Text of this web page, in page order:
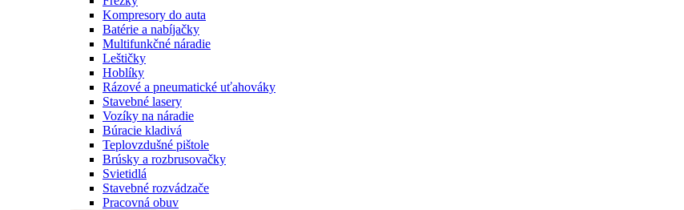
Kompresory do auta
Batérie a nabíjačky
Multifunkčné náradie
Leštičky
Hoblíky
Rázové a pneumatické uťahováky
Stavebné lasery
Vozíky na náradie
Búracie kladivá
Teplovzdušné pištole
Brúsky a rozbrusovačky
Svietidlá
Stavebné rozvádzače
Pracovná obuv